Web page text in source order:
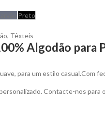
Preto
, Têxteis
Algodão para
para um estilo casual.Com
Contacte-nos